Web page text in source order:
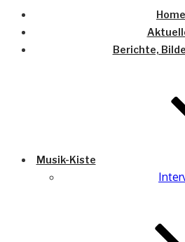
Home
Berichte,
Musik-Kiste